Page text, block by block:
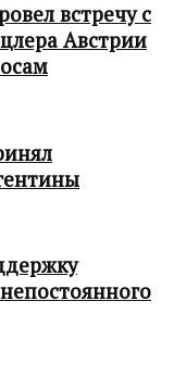
встречу с
Австрии